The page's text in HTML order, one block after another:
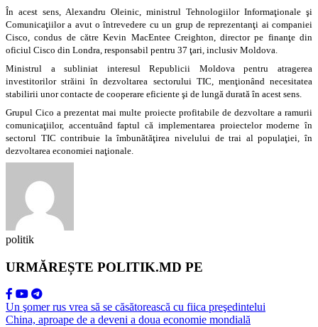
În acest sens, Alexandru Oleinic, ministrul Tehnologiilor Informaţionale şi
Comunicaţiilor a avut o întrevedere cu un grup de reprezentanţi ai companiei
Cisco, condus de către Kevin MacEntee Creighton, director pe finanţe din
oficiul Cisco din Londra, responsabil pentru 37 ţari, inclusiv Moldova.
Ministrul a subliniat interesul Republicii Moldova pentru atragerea
investitorilor străini în dezvoltarea sectorului TIC, menţionând necesitatea
stabilirii unor contacte de cooperare eficiente şi de lungă durată în acest sens.
Grupul Cico a prezentat mai multe proiecte profitabile de dezvoltare a ramurii
comunicaţiilor, accentuând faptul că implementarea proiectelor moderne în
sectorul TIC contribuie la îmbunătăţirea nivelului de trai al populaţiei, în
dezvoltarea economiei naţionale.
politik
URMĂREȘTE POLITIK.MD PE
Un şomer rus vrea să se căsătorească cu fiica preşedintelui
China, aproape de a deveni a doua economie mondială